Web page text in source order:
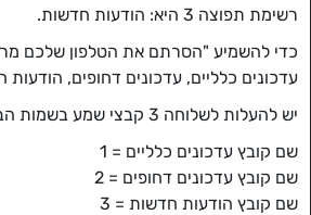
רשימת תפוצה 3 היא: הודעות חדשות.
כדי להשמיע "הסרתם את הטלפון שלכם
עדכונים כלליים, עדכונים דחופים, הודעות
יש להעלות לשלוחה 3 קבצי שמע בשמות הבאים:
שם קובץ עדכונים כלליים = 1
שם קובץ עדכונים דחופים = 2
שם קובץ הודעות חדשות = 3